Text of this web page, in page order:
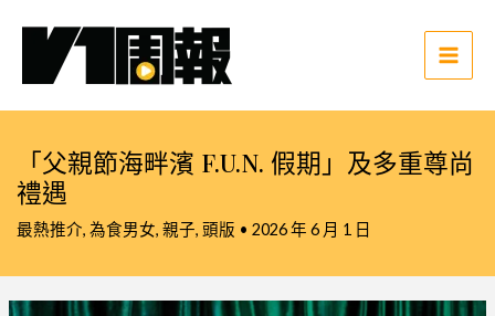
Main
「父親節海畔濱 F.U.N. 假期」及多重尊尚
禮遇
最熱推介, 為食男女, 親子, 頭版 • 2026 年 6 月 1 日